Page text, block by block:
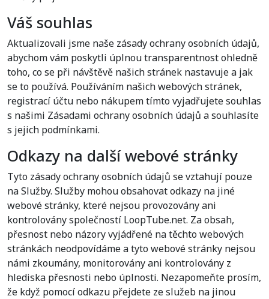
Váš souhlas
Aktualizovali jsme naše zásady ochrany osobních údajů,
abychom vám poskytli úplnou transparentnost ohledně
toho, co se při návštěvě našich stránek nastavuje a jak
se to používá. Používáním našich webových stránek,
registrací účtu nebo nákupem tímto vyjadřujete souhlas
s našimi Zásadami ochrany osobních údajů a souhlasíte
s jejich podmínkami.
Odkazy na další webové stránky
Tyto zásady ochrany osobních údajů se vztahují pouze
na Služby. Služby mohou obsahovat odkazy na jiné
webové stránky, které nejsou provozovány ani
kontrolovány společností LoopTube.net. Za obsah,
přesnost nebo názory vyjádřené na těchto webových
stránkách neodpovídáme a tyto webové stránky nejsou
námi zkoumány, monitorovány ani kontrolovány z
hlediska přesnosti nebo úplnosti. Nezapomeňte prosím,
že když pomocí odkazu přejdete ze služeb na jinou